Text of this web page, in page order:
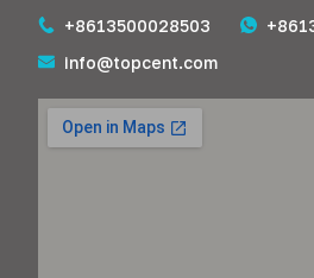
+8613500028503
info@topcent.com